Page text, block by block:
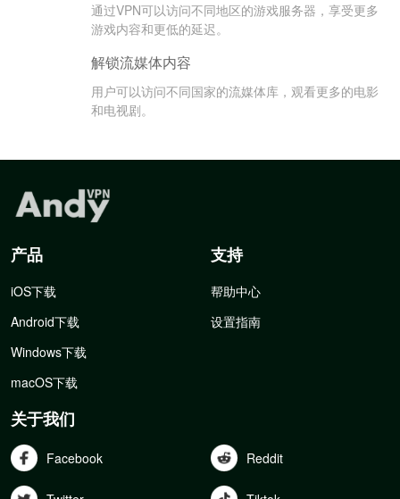
通过VPN可以访问不同地区的游戏服务器，享受更多
游戏内容和更低的延迟。
解锁流媒体内容
用户可以访问不同国家的流媒体库，观看更多的电影
和电视剧。
产品
iOS下载
Android下载
Windows下载
macOS下载
支持
帮助中心
设置指南
关于我们
Facebook Reddit